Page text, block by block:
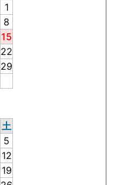
1
8
15
22
29
土
5
12
19